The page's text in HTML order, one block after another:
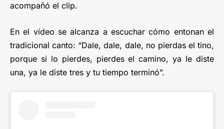
acompañó el clip.
En el vídeo se alcanza a escuchar cómo entonan el
tradicional canto: “Dale, dale, dale, no pierdas el tino,
porque si lo pierdes, pierdes el camino, ya le diste
una, ya le diste tres y tu tiempo terminó”.